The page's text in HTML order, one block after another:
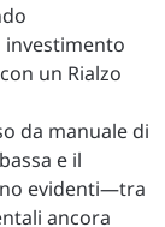
investimento
un Rialzo
da manuale di
e il
evidenti—tra
ancora